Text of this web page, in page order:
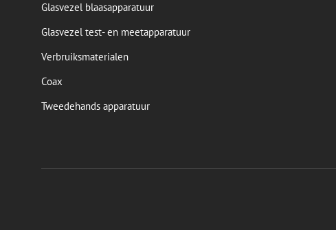
Glasvezel blaasapparatuur
Glasvezel test- en meetapparatuur
Verbruiksmaterialen
Coax
Tweedehands apparatuur